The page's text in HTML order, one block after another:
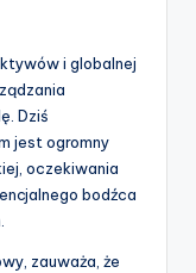
i globalnej
Dziś
jest ogromny
oczekiwania
bodźca
zauważa, że